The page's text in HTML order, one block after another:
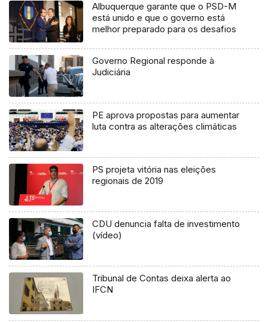
Albuquerque garante que o PSD-M
está unido e que o governo está
melhor preparado para os desafios
Governo Regional responde à
Judiciária
PE aprova propostas para aumentar
luta contra as alterações climáticas
PS projeta vitória nas eleições
regionais de 2019
CDU denuncia falta de investimento
(vídeo)
Tribunal de Contas deixa alerta ao
IFCN